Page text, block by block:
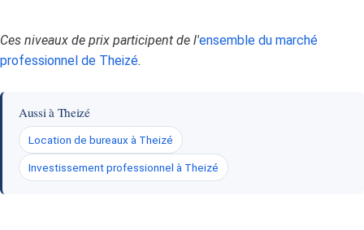
Ces niveaux de prix participent de l'ensemble du marché
professionnel de Theizé.
Aussi à Theizé
Location de bureaux à Theizé
Investissement professionnel à Theizé